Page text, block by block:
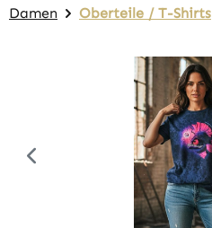
Damen Oberteile / T-Shirts
Bildergalerie überspringen